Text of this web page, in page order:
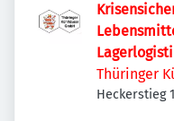
(m/w/d)
Thüringer
Heckerstieg